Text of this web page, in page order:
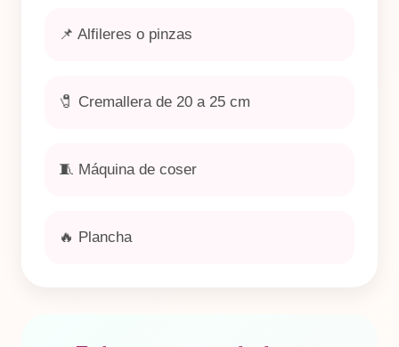
📌 Alfileres o pinzas
🧷 Cremallera de 20 a 25 cm
🧵 Máquina de coser
🔥 Plancha